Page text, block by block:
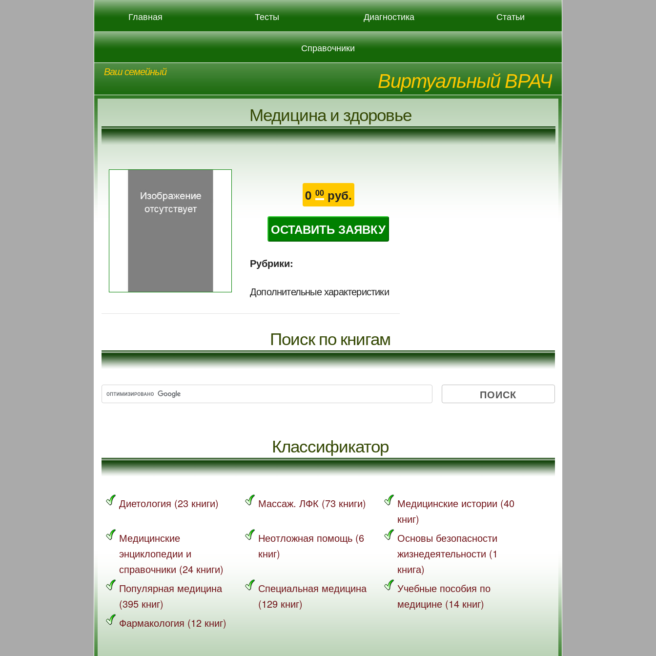
Главная Тесты Диагностика Статьи
Справочники
Ваш семейный Виртуальный ВРАЧ
Медицина и здоровье
0 00руб.
ОСТАВИТЬ ЗАЯВКУ
Рубрики:
Дополнительные характеристики
Поиск по книгам
Классификатор
Диетология (23 книги) Массаж. ЛФК (73 книги)
Медицинские истории (40
книг)
Медицинские
энциклопедии и
справочники (24 книги)
Неотложная помощь (6
книг)
Основы безопасности
жизнедеятельности (1
книга)
Популярная медицина
(395 книг)
Специальная медицина
(129 книг)
Учебные пособия по
медицине (14 книг)
Фармакология (12 книг)